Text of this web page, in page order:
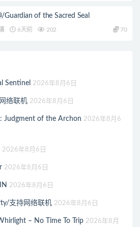
Guardian of the Sacred Seal
6天前 202 70
Sentinel 2026年8月6日
络联机 2026年8月6日
Judgment of the Archon 2026年8月6
2026年8月6日
2026年8月6日
2026年8月6日
支持网络联机 2026年8月6日
– No Time To Trip 2026年8月